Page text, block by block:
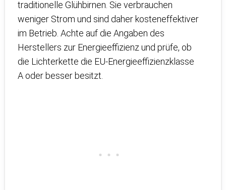
traditionelle Glühbirnen. Sie verbrauchen
weniger Strom und sind daher kosteneffektiver
im Betrieb. Achte auf die Angaben des
Herstellers zur Energieeffizienz und prüfe, ob
die Lichterkette die EU-Energieeffizienzklasse
A oder besser besitzt.